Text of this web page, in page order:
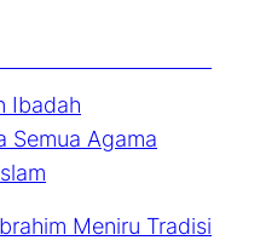
Ibadah
Semua Agama
Meniru Tradisi